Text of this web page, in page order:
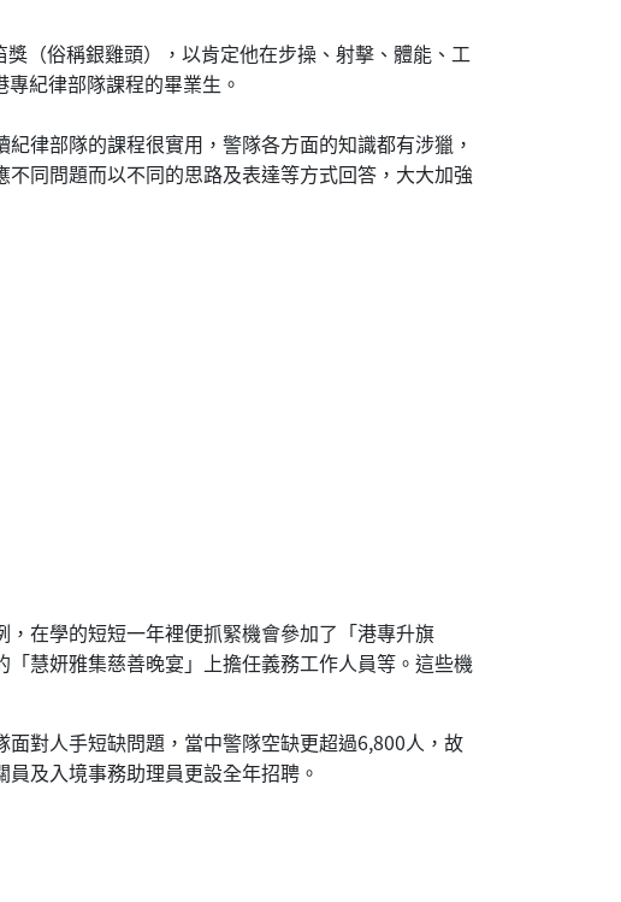
（俗稱銀雞頭），以肯定他在步操、射擊、體能、工
紀律部隊課程的畢業生。
律部隊的課程很實用，警隊各方面的知識都有涉獵，
同問題而以不同的思路及表達等方式回答，大大加強
在學的短短一年裡便抓緊機會參加了「港專升旗
慧妍雅集慈善晚宴」上擔任義務工作人員等。這些機
對人手短缺問題，當中警隊空缺更超過6,800人，故
及入境事務助理員更設全年招聘。